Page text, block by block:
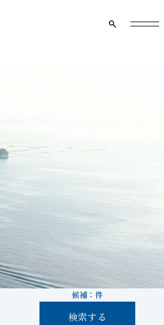
メニュー
候補： 件
検索する